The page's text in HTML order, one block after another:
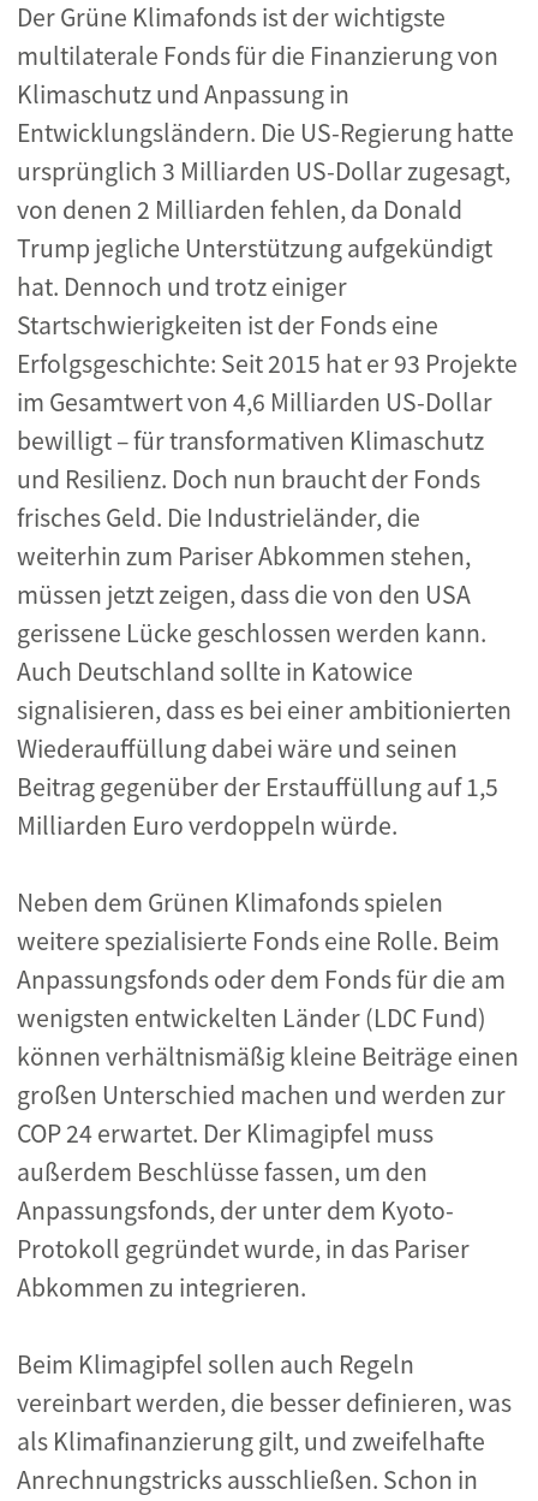
Der Grüne Klimafonds ist der wichtigste
multilaterale Fonds für die Finanzierung von
Klimaschutz und Anpassung in
Entwicklungsländern. Die US-Regierung hatte
ursprünglich 3 Milliarden US-Dollar zugesagt,
von denen 2 Milliarden fehlen, da Donald
Trump jegliche Unterstützung aufgekündigt
hat. Dennoch und trotz einiger
Startschwierigkeiten ist der Fonds eine
Erfolgsgeschichte: Seit 2015 hat er 93 Projekte
im Gesamtwert von 4,6 Milliarden US-Dollar
bewilligt – für transformativen Klimaschutz
und Resilienz. Doch nun braucht der Fonds
frisches Geld. Die Industrieländer, die
weiterhin zum Pariser Abkommen stehen,
müssen jetzt zeigen, dass die von den USA
gerissene Lücke geschlossen werden kann.
Auch Deutschland sollte in Katowice
signalisieren, dass es bei einer ambitionierten
Wiederauffüllung dabei wäre und seinen
Beitrag gegenüber der Erstauffüllung auf 1,5
Milliarden Euro verdoppeln würde.
Neben dem Grünen Klimafonds spielen
weitere spezialisierte Fonds eine Rolle. Beim
Anpassungsfonds oder dem Fonds für die am
wenigsten entwickelten Länder (LDC Fund)
können verhältnismäßig kleine Beiträge einen
großen Unterschied machen und werden zur
COP 24 erwartet. Der Klimagipfel muss
außerdem Beschlüsse fassen, um den
Anpassungsfonds, der unter dem Kyoto-
Protokoll gegründet wurde, in das Pariser
Abkommen zu integrieren.
Beim Klimagipfel sollen auch Regeln
vereinbart werden, die besser definieren, was
als Klimafinanzierung gilt, und zweifelhafte
Anrechnungstricks ausschließen. Schon in